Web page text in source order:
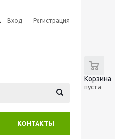
Вход Регистрация
Корзина
пуста
КОНТАКТЫ